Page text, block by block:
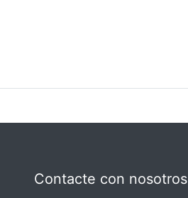
Contacte con nosotros